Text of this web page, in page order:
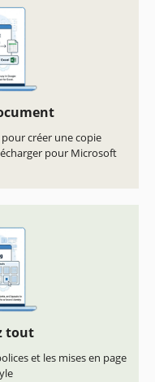
créer une copie
pour Microsoft
tout
et les mises en page